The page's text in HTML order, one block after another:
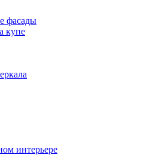
фасады
купе
интерьере